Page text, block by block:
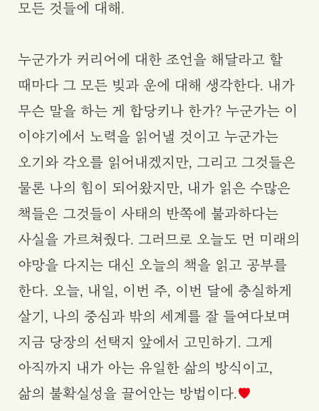
모든 것들에 대해.
누군가가 커리어에 대한 조언을 해달라고 할
때마다 그 모든 빚과 운에 대해 생각한다. 내가
무슨 말을 하는 게 합당키나 한가? 누군가는 이
이야기에서 노력을 읽어낼 것이고 누군가는
오기와 각오를 읽어내겠지만, 그리고 그것들은
물론 나의 힘이 되어왔지만, 내가 읽은 수많은
책들은 그것들이 사태의 반쪽에 불과하다는
사실을 가르쳐줬다. 그러므로 오늘도 먼 미래의
야망을 다지는 대신 오늘의 책을 읽고 공부를
한다. 오늘, 내일, 이번 주, 이번 달에 충실하게
살기, 나의 중심과 밖의 세계를 잘 들여다보며
지금 당장의 선택지 앞에서 고민하기. 그게
아직까지 내가 아는 유일한 삶의 방식이고,
삶의 불확실성을 끌어안는 방법이다.